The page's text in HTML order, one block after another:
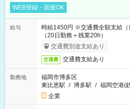
WEB登録・面接OK
給与
時給1450円 ※交通費全額支給（
（20日勤務＋残業20h）
交通費別途支給あり
交通費 交通費支給あり
勤務地
福岡市博多区
東比恵駅 / 博多駅 / 福岡空港(
企業